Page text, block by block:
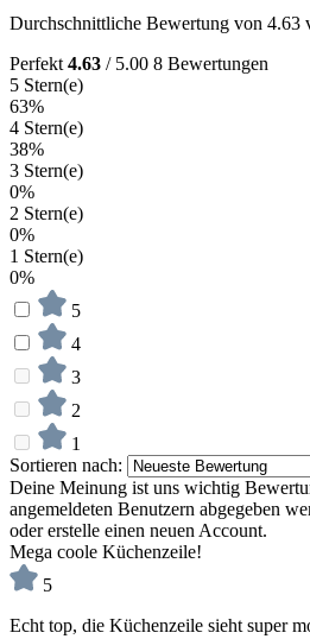
Durchschnittliche Bewertung von 4.63
Perfekt 4.63 / 5.00 8 Bewertungen
5 Stern(e)
63%
4 Stern(e)
38%
3 Stern(e)
0%
2 Stern(e)
0%
1 Stern(e)
0%
5
4
3
2
1
Sortieren nach:
Deine Meinung ist uns wichtig
angemeldeten Benutzern abgegeben
oder erstelle einen neuen Account.
Mega coole Küchenzeile!
5
Echt top, die Küchenzeile sieht super